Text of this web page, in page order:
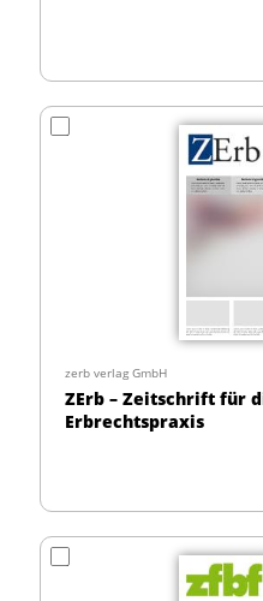
zerb verlag GmbH
ZErb – Zeitschrift für
Erbrechtspraxis